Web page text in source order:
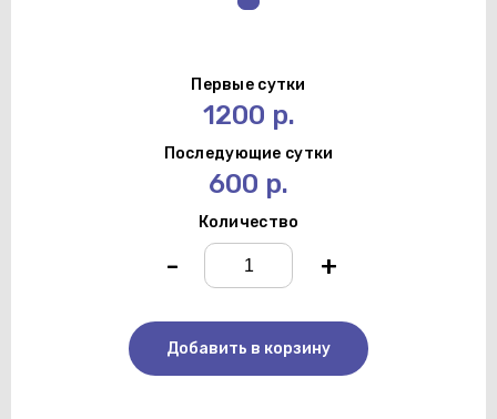
Первые сутки
1200 р.
Последующие сутки
600 р.
Количество
- +
Добавить в корзину